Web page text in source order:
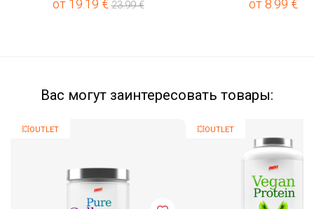
от 19.19 €23.99€ от 8.99 €
Вас могут заинтересовать товары:
💥OUTLET 💥OUTLET